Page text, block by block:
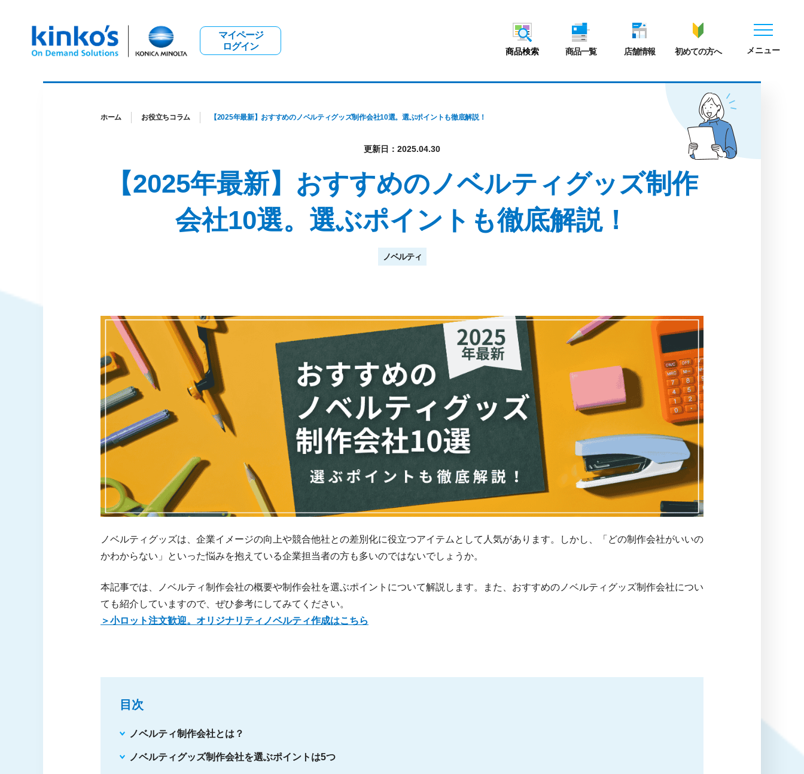
マイページ
ログイン
商品検索 商品一覧 店舗情報 初めての方へ メニュー
ホーム お役立ちコラム 【2025年最新】おすすめのノベルティグッズ制作会社10選。選ぶポイントも徹底解説！
更新日：2025.04.30
【2025年最新】おすすめのノベルティグッズ制作
会社10選。選ぶポイントも徹底解説！
ノベルティ
ノベルティグッズは、企業イメージの向上や競合他社との差別化に役立つアイテムとして人気があります。しかし、「どの制作会社がいいの
かわからない」といった悩みを抱えている企業担当者の方も多いのではないでしょうか。
本記事では、ノベルティ制作会社の概要や制作会社を選ぶポイントについて解説します。また、おすすめのノベルティグッズ制作会社につい
ても紹介していますので、ぜひ参考にしてみてください。
＞小ロット注文歓迎。オリジナリティノベルティ作成はこちら
目次
ノベルティ制作会社とは？
ノベルティグッズ制作会社を選ぶポイントは5つ